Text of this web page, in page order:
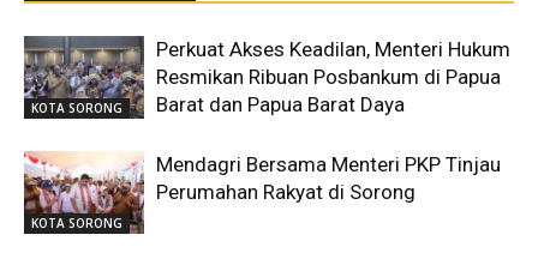
KOTA SORONG
Perkuat Akses Keadilan, Menteri Hukum
Resmikan Ribuan Posbankum di Papua
Barat dan Papua Barat Daya
KOTA SORONG
Mendagri Bersama Menteri PKP Tinjau
Perumahan Rakyat di Sorong